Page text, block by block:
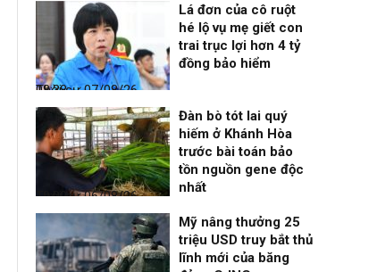
Thời sự
07/08/26, 08:38
Lá đơn của cô ruột
hé lộ vụ mẹ giết con
trai trục lợi hơn 4 tỷ
đồng bảo hiểm
Thời sự
06/08/26, 19:09
Đàn bò tót lai quý
hiếm ở Khánh Hòa
trước bài toán bảo
tồn nguồn gene độc
nhất
Mỹ nâng thưởng 25
triệu USD truy bắt thủ
lĩnh mới của băng